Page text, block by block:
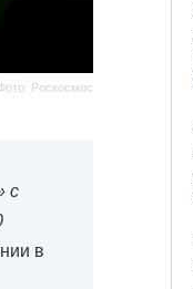
Роскосмос
с
в